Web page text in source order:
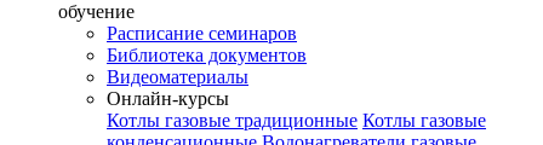
обучение
Расписание семинаров
Библиотека документов
Видеоматериалы
Онлайн-курсы
Котлы газовые традиционные Котлы газовые